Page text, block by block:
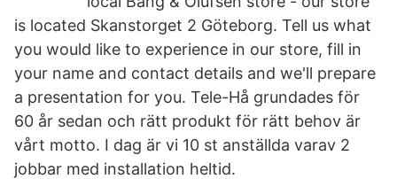
is located Skanstorget 2 Göteborg. Tell us what
you would like to experience in our store, fill in
your name and contact details and we'll prepare
a presentation for you. Tele-Hå grundades för
60 år sedan och rätt produkt för rätt behov är
vårt motto. I dag är vi 10 st anställda varav 2
jobbar med installation heltid.